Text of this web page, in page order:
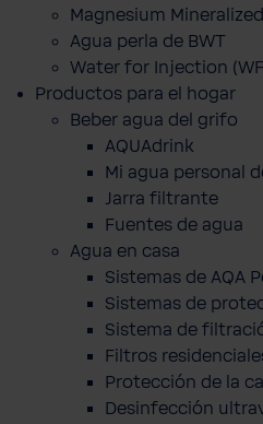
Magnesium
Agua perla de BWT
Water for Injection
Productos para el hogar
Beber agua del grifo
AQUAdrink
Mi agua personal
Jarra filtrante
Fuentes de agua
Agua en casa
Sistemas de AQA
Sistemas de
Sistema de
Filtros
Protección de la
Desinfección